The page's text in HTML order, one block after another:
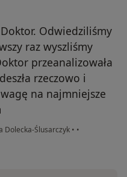
Odwiedziliśmy
raz wyszliśmy
przeanalizowała
rzeczowo i
na najmniejsze
Dolecka-Ślusarczyk • •